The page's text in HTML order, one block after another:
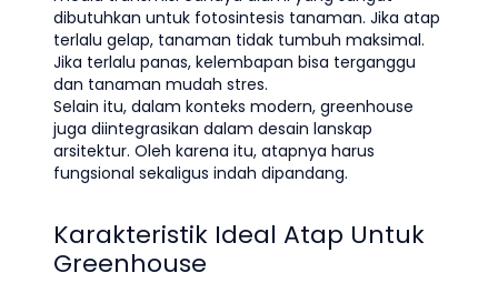
dibutuhkan untuk fotosintesis tanaman. Jika atap
terlalu gelap, tanaman tidak tumbuh maksimal.
Jika terlalu panas, kelembapan bisa terganggu
dan tanaman mudah stres.
Selain itu, dalam konteks modern, greenhouse
juga diintegrasikan dalam desain lanskap
arsitektur. Oleh karena itu, atapnya harus
fungsional sekaligus indah dipandang.
Karakteristik Ideal Atap Untuk
Greenhouse